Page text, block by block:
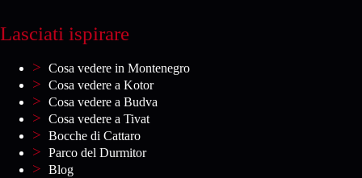
Lasciati ispirare
Cosa vedere in Montenegro
Cosa vedere a Kotor
Cosa vedere a Budva
Cosa vedere a Tivat
Bocche di Cattaro
Parco del Durmitor
Blog